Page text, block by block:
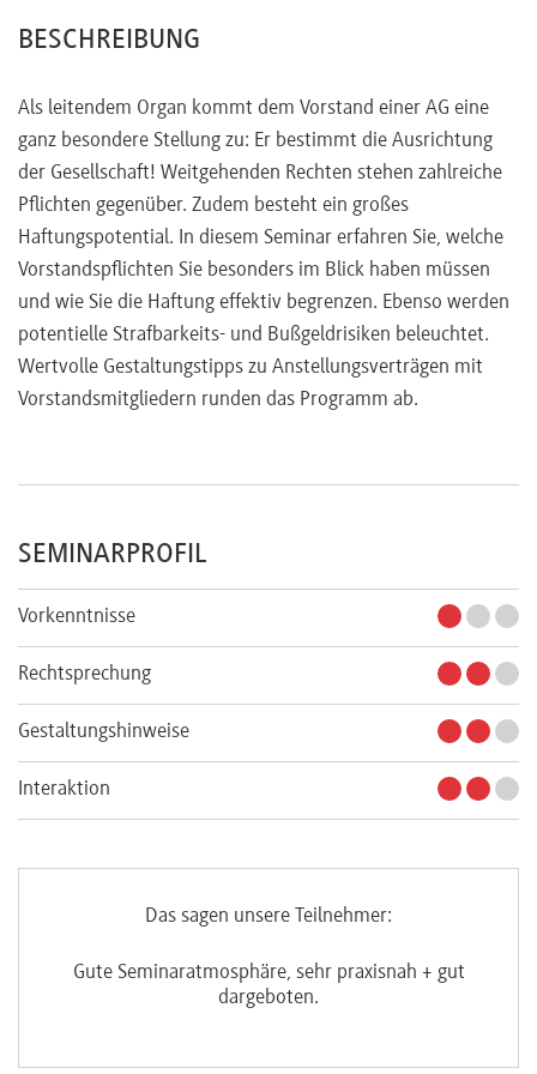
Anstellungsvertrag des Vorstandsmitglieds
Vergütungsgestaltung
Vergütungsgestaltung in regulierten Industrien
(InstitutsVergV, VersVergV, KAGB)
Change of Control-Klauseln
Typische Fehler – ein Praxisbericht
BESCHREIBUNG
Als leitendem Organ kommt dem Vorstand einer AG eine
ganz besondere Stellung zu: Er bestimmt die Ausrichtung
der Gesellschaft! Weitgehenden Rechten stehen zahlreiche
Pflichten gegenüber. Zudem besteht ein großes
Haftungspotential. In diesem Seminar erfahren Sie, welche
Vorstandspflichten Sie besonders im Blick haben müssen
und wie Sie die Haftung effektiv begrenzen. Ebenso werden
potentielle Strafbarkeits- und Bußgeldrisiken beleuchtet.
Wertvolle Gestaltungstipps zu Anstellungsverträgen mit
Vorstandsmitgliedern runden das Programm ab.
SEMINARPROFIL
Vorkenntnisse
Rechtsprechung
Gestaltungshinweise
Interaktion
Das sagen unsere Teilnehmer:
Gute Seminaratmosphäre, sehr praxisnah + gut
dargeboten.